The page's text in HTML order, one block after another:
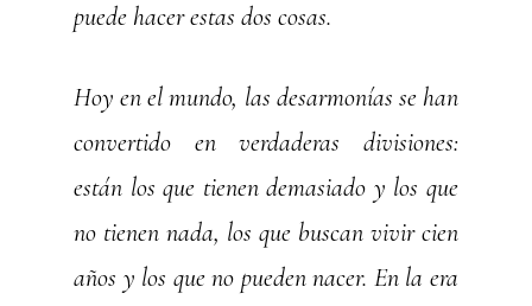
puede hacer estas dos cosas.
Hoy en el mundo, las desarmonías se han
convertido en verdaderas divisiones:
están los que tienen demasiado y los que
no tienen nada, los que buscan vivir cien
años y los que no pueden nacer. En la era